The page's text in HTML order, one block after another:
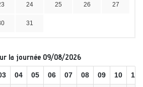
24 25 26 27
31
la journée 09/08/2026
04 05 06 07 08 09 10 11